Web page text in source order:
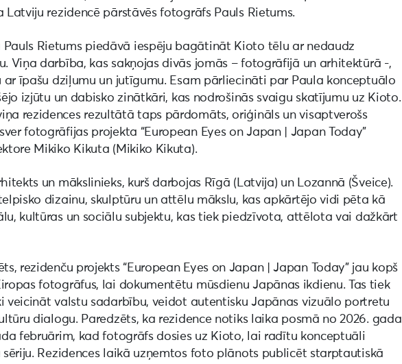
Latviju rezidencē pārstāvēs fotogrāfs Pauls Rietums.
Pauls Rietums piedāvā iespēju bagātināt Kioto tēlu ar nedaudz
Viņa darbība, kas sakņojas divās jomās – fotogrāfijā un arhitektūrā -,
ar īpašu dziļumu un jutīgumu. Esam pārliecināti par Paula konceptuālo
izjūtu un dabisko zinātkāri, kas nodrošinās svaigu skatījumu uz Kioto.
rezidences rezultātā taps pārdomāts, oriģināls un visaptverošs
fotogrāfijas projekta “European Eyes on Japan | Japan Today”
Mikiko Kikuta (Mikiko Kikuta).
un mākslinieks, kurš darbojas Rīgā (Latvija) un Lozannā (Šveice).
dizainu, skulptūru un attēlu mākslu, kas apkārtējo vidi pēta kā
kultūras un sociālu subjektu, kas tiek piedzīvota, attēlota vai dažkārt
rezidenču projekts “European Eyes on Japan | Japan Today” jau kopš
fotogrāfus, lai dokumentētu mūsdienu Japānas ikdienu. Tas tiek
veicināt valstu sadarbību, veidot autentisku Japānas vizuālo portretu
dialogu. Paredzēts, ka rezidence notiks laika posmā no 2026. gada
februārim, kad fotogrāfs dosies uz Kioto, lai radītu konceptuāli
Rezidences laikā uzņemtos foto plānots publicēt starptautiskā